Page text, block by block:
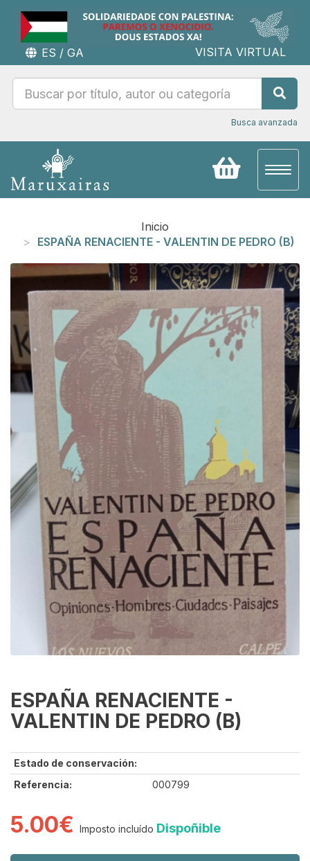
ES / GA VISITA VIRTUAL
Busca avanzada
Inicio
ESPAÑA RENACIENTE - VALENTIN DE PEDRO (B)
ESPAÑA RENACIENTE -
VALENTIN DE PEDRO (B)
Estado de conservación:
Referencia:
000799
5.00€ Imposto incluído Dispoñible